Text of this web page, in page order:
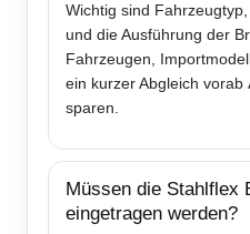
Wichtig sind
und die Ausführung der
Fahrzeugen,
ein kurzer Abgleich vorab
sparen.
Müssen die Stahlflex
eingetragen werden?